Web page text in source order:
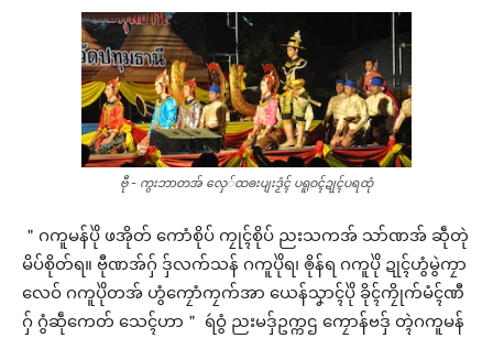
ဗီု - ကွးဘာတအ် လှေ်ထၜးပျးဒၟံၚ် ပရူဝၚ်ဍုၚ်ပရထုံ
＂ဂကူမန်ပိုဲ ဖအိုတ် ကောံစိုပ် ကၠုၚ်စိုပ် ညးသကအ် သာ်ဏအ် ဆဵုတုဲ
မိပ်စိုတ်ရ။ ဗီုဏအ်ဂှ် ဒှ်လက်သန် ဂကူပိုဲရ၊ ၜိုန်ရ ဂကူပိုဲ ဍုၚ်ဟွံမွဲကၠာ
လေဝ် ဂကူပိုဲတအ် ဟွံကၠောံကၠက်အာ ယေန်သၞာၚ်ပိုဲ ခိုၚ်ကၠိုက်မံၚ်ဏီ
ဂှ် ဂွံဆဵုကေတ် သေၚ်ဟာ＂ ရဴဝွံ ညးမဒှ်ဥက္ကဌ ကၠောန်ဗဒှ် တ္ၚဲဂကူမန်